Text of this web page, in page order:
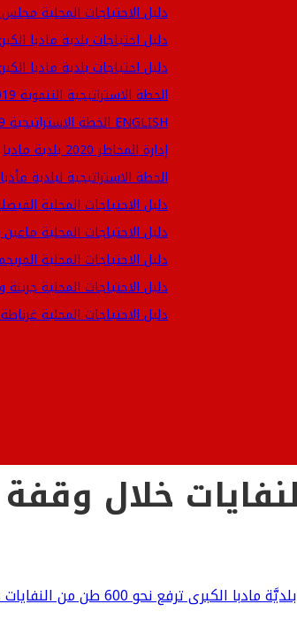
دليل الاحتياجات المحلية
دليل احتياجات بلدية مادبا
دليل احتياجات بلدية مادبا
الخطة الاستراتيجية التنموية 2019-2021
الخطة الاستراتيجية 2019-2021 ENGLISH
إدارة المخاطر 2020 بلدية مادبا
الخطة الاستراتيجية لبلدية مأدبا
دليل الاحتياجات المحلية
دليل الاحتياجات المحلية
دليل الاحتياجات المحلية
دليل الاحتياجات المحلية جرينة
دليل الاحتياجات المحلية
بلديَّة مادبا الكبرى ترفع نحو 600 طن من النفايات خلال وقفة عيد الفطر